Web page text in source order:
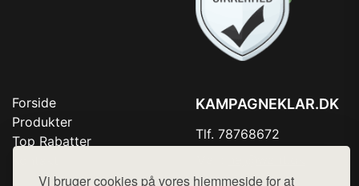
Vi bruger cookies på vores hjemmeside for at
Forside
Produkter
Top Rabatter
KAMPAGNEKLAR.DK
Tlf. 78768672